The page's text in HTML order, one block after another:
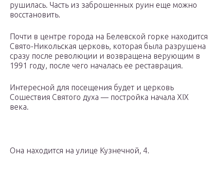
рушилась. Часть из заброшенных руин еще можно
восстановить.
Почти в центре города на Белевской горке находится
Свято-Никольская церковь, которая была разрушена
сразу после революции и возвращена верующим в
1991 году, после чего началась ее реставрация.
Интересной для посещения будет и церковь
Сошествия Святого духа — постройка начала XIX
века.
Она находится на улице Кузнечной, 4.